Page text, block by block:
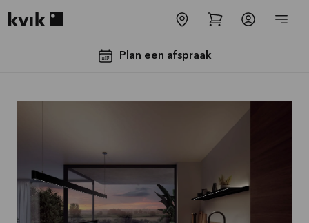
Plan een afspraak
-30% op alle
werkbladen